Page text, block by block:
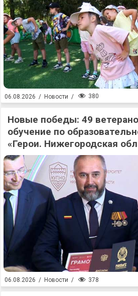
06.08.2026 / Новости / 380
Новые победы: 49
обучение по
«Герои. Нижегородская
06.08.2026 / Новости / 378